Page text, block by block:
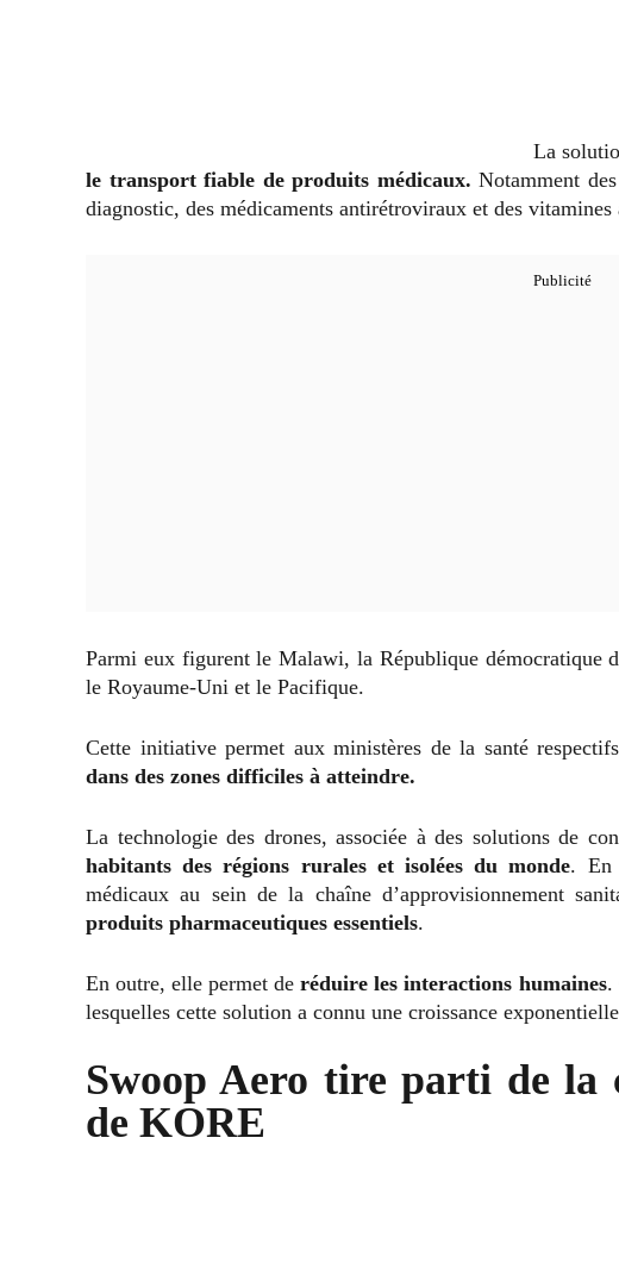
La
le transport fiable de produits médicaux.Notamment
diagnostic, des médicaments antirétroviraux et des
Parmi eux figurent le Malawi, la République démocratique
le Royaume-Uni et le Pacifique.
Cette initiative permet aux ministères de la santé
dans des zones difficiles à atteindre.
La technologie des drones, associée à des solutions de
habitants des régions rurales et isolées du monde. En
médicaux au sein de la chaîne d’approvisionnement
produits pharmaceutiques essentiels.
En outre, elle permet de réduire les interactions humaines.
lesquelles cette solution a connu une croissance
Swoop Aero tire parti de la
de KORE